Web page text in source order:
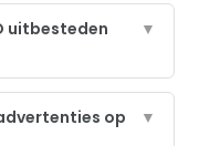
uitbesteden
▼
op
▼